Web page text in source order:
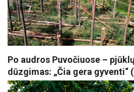
Po audros Puvočiuose –
dūzgimas: „Čia gera gyventi“